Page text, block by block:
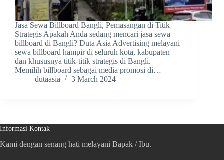
Jasa Sewa Billboard Bangli, Pemasangan di Titik
Strategis Apakah Anda sedang mencari jasa sewa
billboard di Bangli? Duta Asia Advertising melayani
sewa billboard hampir di seluruh kota, kabupaten
dan khususnya titik-titik strategis di Bangli.
Memilih billboard sebagai media promosi di…
dutaasia
3 March 2024
Informasi Kontak
Kami dengan senang hati melayani Bapak / Ibu.